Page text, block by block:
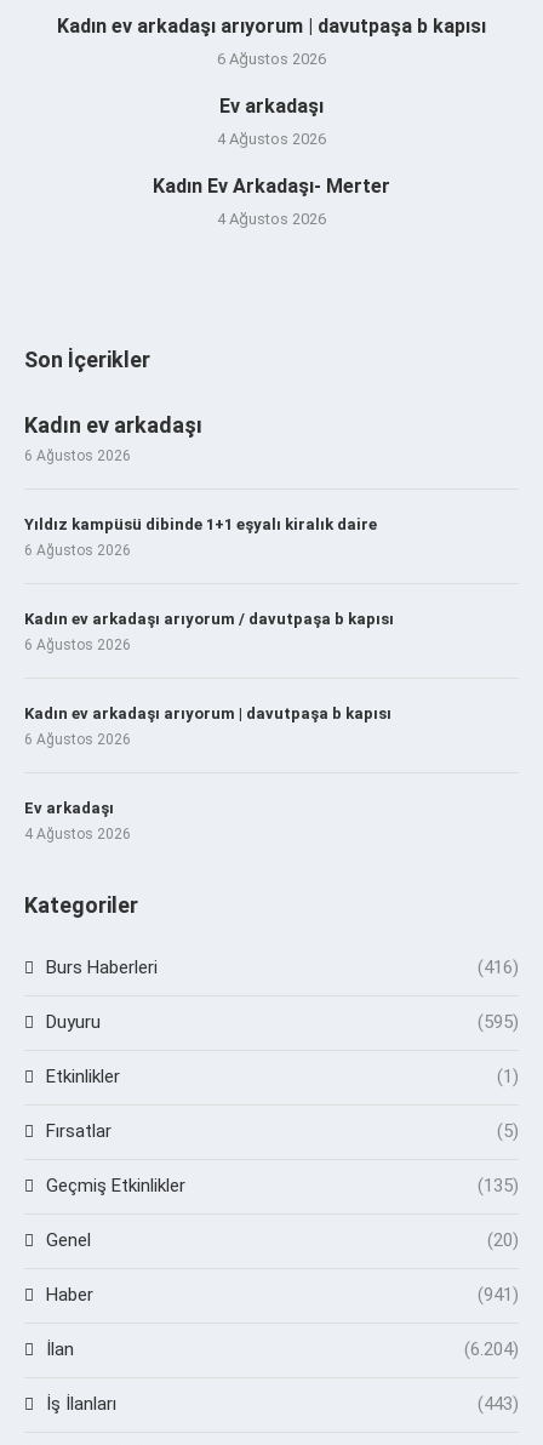
Kadın ev arkadaşı arıyorum | davutpaşa b kapısı
6 Ağustos 2026
Ev arkadaşı
4 Ağustos 2026
Kadın Ev Arkadaşı- Merter
4 Ağustos 2026
Son İçerikler
Kadın ev arkadaşı
6 Ağustos 2026
Yıldız kampüsü dibinde 1+1 eşyalı kiralık daire
6 Ağustos 2026
Kadın ev arkadaşı arıyorum / davutpaşa b kapısı
6 Ağustos 2026
Kadın ev arkadaşı arıyorum | davutpaşa b kapısı
6 Ağustos 2026
Ev arkadaşı
4 Ağustos 2026
Kategoriler
Burs Haberleri (416)
Duyuru (595)
Etkinlikler (1)
Fırsatlar (5)
Geçmiş Etkinlikler (135)
Genel (20)
Haber (941)
İlan (6.204)
İş İlanları (443)